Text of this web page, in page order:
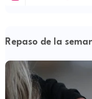
Repaso de la